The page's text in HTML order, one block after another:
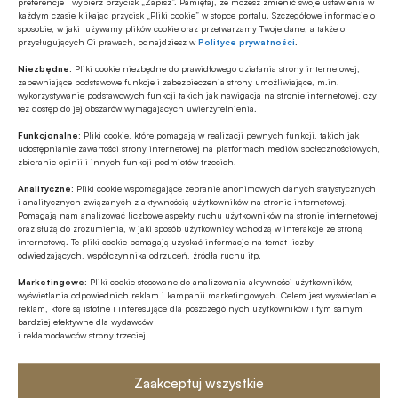
każdym czasie klikając przycisk „Pliki cookie” w stopce portalu. Szczegółowe informacje o
sposobie, w jaki używamy plików cookie oraz przetwarzamy Twoje dane, a także o
przysługujących Ci prawach, odnajdziesz wPolityce prywatności
Niezbędne: Pliki cookie niezbędne do prawidłowego działania strony internetowej,
zapewniające podstawowe funkcje i zabezpieczenia strony umożliwiające, m.in.
wykorzystywanie podstawowych funkcji takich jak nawigacja na stronie internetowej, czy
tez dostęp do jej obszarów wymagających uwierzytelnienia.
Funkcjonalne: Pliki cookie, które pomagają w realizacji pewnych funkcji, takich jak
udostępnianie zawartości strony internetowej na platformach mediów społecznościowych,
zbieranie opinii i innych funkcji podmiotów trzecich.
Analityczne: Pliki cookie wspomagające zebranie anonimowych danych statystycznych
i analitycznych związanych z aktywnością użytkowników na stronie internetowej.
Pomagają nam analizować liczbowe aspekty ruchu użytkowników na stronie internetowej
oraz służą do zrozumienia, w jaki sposób użytkownicy wchodzą w interakcje ze stroną
internetową. Te pliki cookie pomagają uzyskać informacje na temat liczby
odwiedzających, współczynnika odrzuceń, źródła ruchu itp.
Marketingowe: Pliki cookie stosowane do analizowania aktywności użytkowników,
wyświetlania odpowiednich reklam i kampanii marketingowych. Celem jest wyświetlanie
reklam, które są istotne i interesujące dla poszczególnych użytkowników i tym samym
bardziej efektywne dla wydawców
i reklamodawców strony trzeciej.
Zaakceptuj wszystkie
Prezydent RP Unia Europejska / UE / EU
Ustawa o dostępności produktów i usług
Autor
mb
Źródło
BANK.pl
MULTIMEDIA